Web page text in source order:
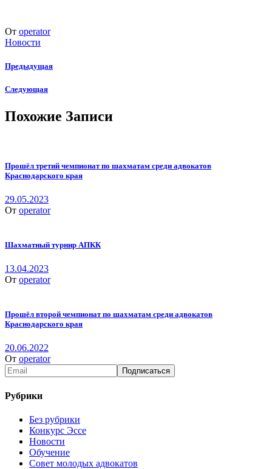
От operator
Новости
Предыдущая
Следующая
Похожие Записи
Прошёл третий чемпионат по шахматам среди адвокатов
Краснодарского края
29.05.2023
От operator
Шахматный турнир АПКК
13.04.2023
От operator
Прошёл второй чемпионат по шахматам среди адвокатов
Краснодарского края
20.06.2022
От operator
Рубрики
Без рубрики
Конкурс Эссе
Новости
Обучение
Совет молодых адвокатов